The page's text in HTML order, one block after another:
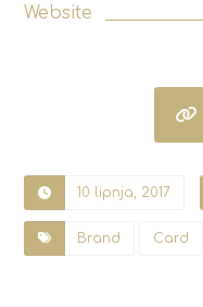
Website
10 lipnja, 2017
Brand Card